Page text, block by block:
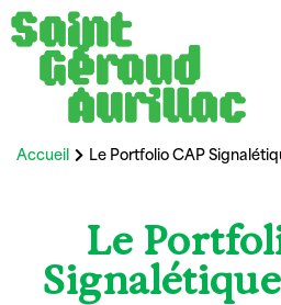
Accueil Le Portfolio CAP
Le